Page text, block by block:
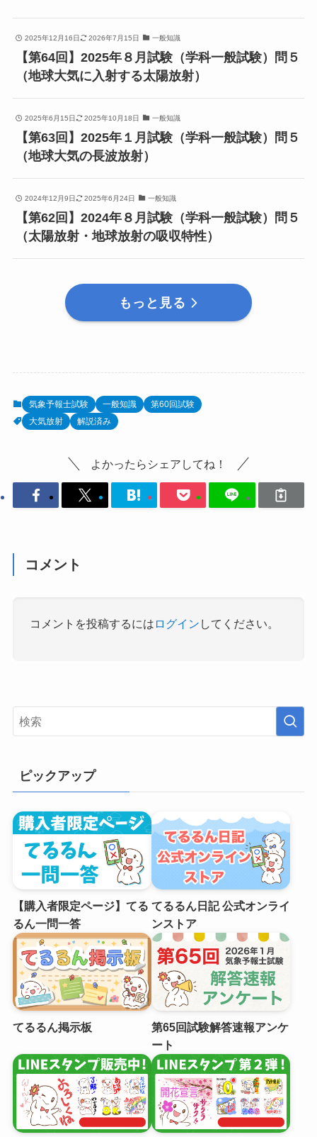
2025年12月16日 2026年7月15日 一般知識
【第64回】2025年８月試験（学科一般試験）問５
（地球⼤気に⼊射する太陽放射）
2025年6月15日 2025年10月18日 一般知識
【第63回】2025年１月試験（学科一般試験）問５
（地球大気の長波放射）
2024年12月9日 2025年6月24日 一般知識
【第62回】2024年８月試験（学科一般試験）問５
（太陽放射・地球放射の吸収特性）
もっと見る
気象予報士試験 一般知識
第60回試験
大気放射
解説済み
よかったらシェアしてね！
コメント
コメントを投稿するには ログイン してください。
ピックアップ
【購入者限定ページ】てる
るん一問一答
てるるん日記 公式オンライ
ンストア
てるるん掲示板
第65回試験解答速報アンケ
ート